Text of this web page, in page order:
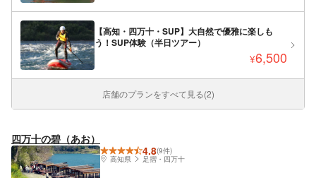
【高知・四万十・SUP】大自然で優雅に楽しも
う！SUP体験（半日ツアー）
¥6,500
店舗のプランをすべて見る(2)
四万十の碧（あお）
4.8(9件)
高知県
足摺・四万十